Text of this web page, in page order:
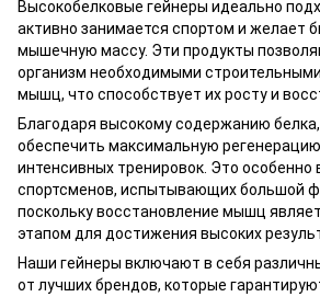
Высокобелковые гейнеры идеально
активно занимается спортом и желает
мышечную массу. Эти продукты
организм необходимыми
мышц, что способствует их росту и
Благодаря высокому содержанию
обеспечить максимальную
интенсивных тренировок. Это особенно
спортсменов, испытывающих большой
поскольку восстановление мышц
этапом для достижения высоких
Наши гейнеры включают в себя
от лучших брендов, которые